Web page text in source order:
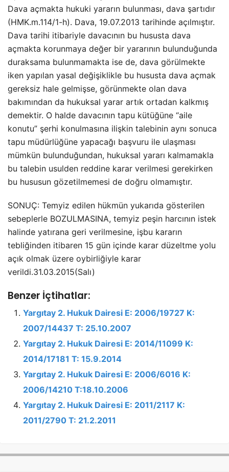
Dava açmakta hukuki yararın bulunması, dava şartıdır
(HMK.m.114/1-h). Dava, 19.07.2013 tarihinde açılmıştır.
Dava tarihi itibariyle davacının bu hususta dava
açmakta korunmaya değer bir yararının bulunduğunda
duraksama bulunmamakta ise de, dava görülmekte
iken yapılan yasal değişiklikle bu hususta dava açmak
gereksiz hale gelmişse, görünmekte olan dava
bakımından da hukuksal yarar artık ortadan kalkmış
demektir. O halde davacının tapu kütüğüne “aile
konutu” şerhi konulmasına ilişkin talebinin aynı sonuca
tapu müdürlüğüne yapacağı başvuru ile ulaşması
mümkün bulunduğundan, hukuksal yararı kalmamakla
bu talebin usulden reddine karar verilmesi gerekirken
bu hususun gözetilmemesi de doğru olmamıştır.
SONUÇ: Temyiz edilen hükmün yukarıda gösterilen
sebeplerle BOZULMASINA, temyiz peşin harcının istek
halinde yatırana geri verilmesine, işbu kararın
tebliğinden itibaren 15 gün içinde karar düzeltme yolu
açık olmak üzere oybirliğiyle karar
verildi.31.03.2015(Salı)
Benzer İçtihatlar:
Yargıtay 2. Hukuk Dairesi E: 2006/19727 K:
2007/14437 T: 25.10.2007
Yargıtay 2. Hukuk Dairesi E: 2014/11099 K:
2014/17181 T: 15.9.2014
Yargıtay 2. Hukuk Dairesi E: 2006/6016 K:
2006/14210 T:18.10.2006
Yargıtay 2. Hukuk Dairesi E: 2011/2117 K:
2011/2790 T: 21.2.2011